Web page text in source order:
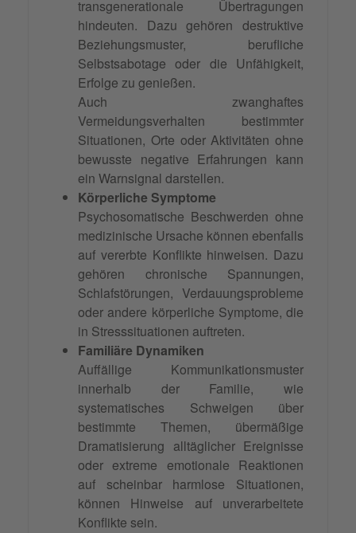
transgenerationale Übertragungen
hindeuten. Dazu gehören destruktive
Beziehungsmuster, berufliche
Selbstsabotage oder die Unfähigkeit,
Erfolge zu genießen.
Auch zwanghaftes
Vermeidungsverhalten bestimmter
Situationen, Orte oder Aktivitäten ohne
bewusste negative Erfahrungen kann
ein Warnsignal darstellen.
Körperliche Symptome
Psychosomatische Beschwerden ohne
medizinische Ursache können ebenfalls
auf vererbte Konflikte hinweisen. Dazu
gehören chronische Spannungen,
Schlafstörungen, Verdauungsprobleme
oder andere körperliche Symptome, die
in Stresssituationen auftreten.
Familiäre Dynamiken
Auffällige Kommunikationsmuster
innerhalb der Familie, wie
systematisches Schweigen über
bestimmte Themen, übermäßige
Dramatisierung alltäglicher Ereignisse
oder extreme emotionale Reaktionen
auf scheinbar harmlose Situationen,
können Hinweise auf unverarbeitete
Konflikte sein.